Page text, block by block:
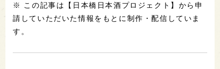
※ この記事は【日本橋日本酒プロジェクト】から申
請していただいた情報をもとに制作・配信していま
す。